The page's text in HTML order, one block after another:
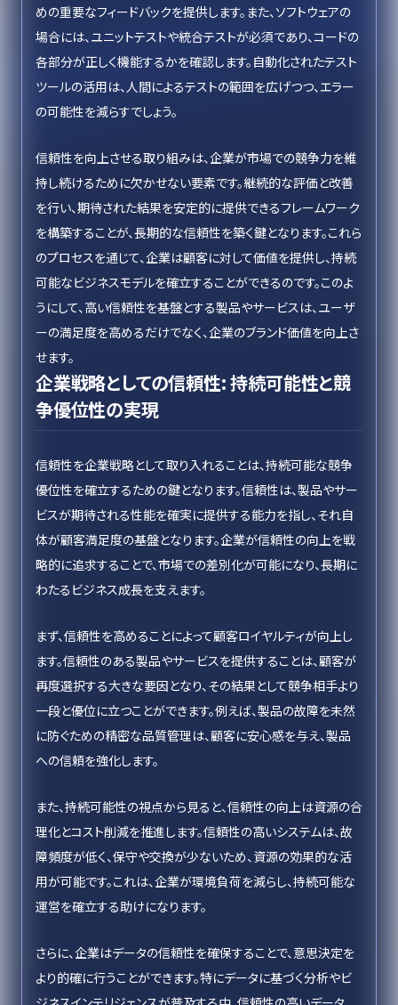
めの重要なフィードバックを提供します。また、ソフトウェアの
場合には、ユニットテストや統合テストが必須であり、コードの
各部分が正しく機能するかを確認します。自動化されたテスト
ツールの活用は、人間によるテストの範囲を広げつつ、エラー
の可能性を減らすでしょう。
信頼性を向上させる取り組みは、企業が市場での競争力を維
持し続けるために欠かせない要素です。継続的な評価と改善
を行い、期待された結果を安定的に提供できるフレームワーク
を構築することが、長期的な信頼性を築く鍵となります。これら
のプロセスを通じて、企業は顧客に対して価値を提供し、持続
可能なビジネスモデルを確立することができるのです。このよ
うにして、高い信頼性を基盤とする製品やサービスは、ユーザ
ーの満足度を高めるだけでなく、企業のブランド価値を向上さ
せます。
企業戦略としての信頼性: 持続可能性と競
争優位性の実現
信頼性を企業戦略として取り入れることは、持続可能な競争
優位性を確立するための鍵となります。信頼性は、製品やサー
ビスが期待される性能を確実に提供する能力を指し、それ自
体が顧客満足度の基盤となります。企業が信頼性の向上を戦
略的に追求することで、市場での差別化が可能になり、長期に
わたるビジネス成長を支えます。
まず、信頼性を高めることによって顧客ロイヤルティが向上し
ます。信頼性のある製品やサービスを提供することは、顧客が
再度選択する大きな要因となり、その結果として競争相手より
一段と優位に立つことができます。例えば、製品の故障を未然
に防ぐための精密な品質管理は、顧客に安心感を与え、製品
への信頼を強化します。
また、持続可能性の視点から見ると、信頼性の向上は資源の合
理化とコスト削減を推進します。信頼性の高いシステムは、故
障頻度が低く、保守や交換が少ないため、資源の効果的な活
用が可能です。これは、企業が環境負荷を減らし、持続可能な
運営を確立する助けになります。
さらに、企業はデータの信頼性を確保することで、意思決定を
より的確に行うことができます。特にデータに基づく分析やビ